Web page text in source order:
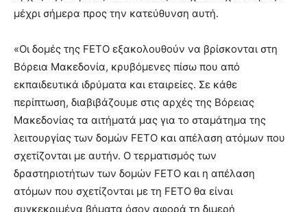
μέχρι σήμερα προς την κατεύθυνση αυτή.
«Οι δομές της FETO εξακολουθούν να βρίσκονται στη
Βόρεια Μακεδονία, κρυβόμενες πίσω που από
εκπαιδευτικά ιδρύματα και εταιρείες. Σε κάθε
περίπτωση, διαβιβάζουμε στις αρχές της Βόρειας
Μακεδονίας τα αιτήματά μας για το σταμάτημα της
λειτουργίας των δομών FETO και απέλαση ατόμων που
σχετίζονται με αυτήν. Ο τερματισμός των
δραστηριοτήτων των δομών FETO και η απέλαση
ατόμων που σχετίζονται με τη FETO θα είναι
συγκεκριμένα βήματα όσον αφορά τη διμερή